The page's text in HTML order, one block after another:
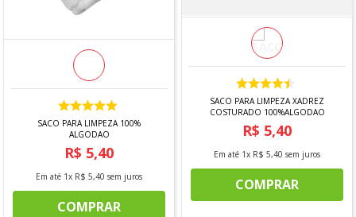
1 Jogo com 8 Prendedores Multiuso abacaxi
*IMAGEM MERAMENTE ILUSTRATIVA
SACO PARA LIMPEZA 100%
ALGODAO
R$ 5,40
Em até 1x R$ 5,40 sem juros
COMPRAR
SACO PARA LIMPEZA XADREZ
COSTURADO 100%ALGODAO
R$ 5,40
Em até 1x R$ 5,40 sem juros
COMPRAR